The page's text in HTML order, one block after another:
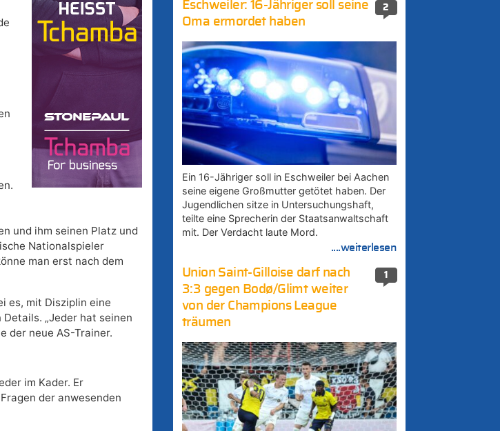
und ihm seinen Platz und
Nationalspieler
man erst nach dem
es, mit Disziplin eine
„Jeder hat seinen
der neue AS-Trainer.
im Kader. Er
der anwesenden
2
Eschweiler: 16-Jähriger soll seine
Oma ermordet haben
Ein 16-Jähriger soll in Eschweiler bei Aachen
seine eigene Großmutter getötet haben. Der
Jugendlichen sitze in Untersuchungshaft,
teilte eine Sprecherin der Staatsanwaltschaft
mit. Der Verdacht laute Mord.
....weiterlesen
1
Union Saint-Gilloise darf nach
3:3 gegen Bodø/Glimt weiter
von der Champions League
träumen